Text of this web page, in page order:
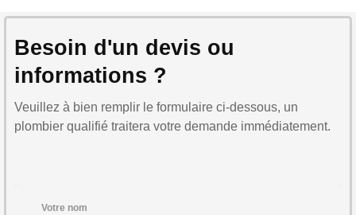
Besoin d'un devis ou
informations ?
Veuillez à bien remplir le formulaire ci-dessous, un
plombier qualifié traitera votre demande immédiatement.
Votre nom